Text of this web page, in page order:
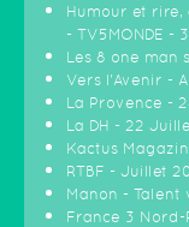
Humour et rire,
- TV5MONDE -
Les 8 one man
Vers l'Avenir -
La Provence -
La DH - 22
Kactus
RTBF - Juillet
Manon - Talent
France 3